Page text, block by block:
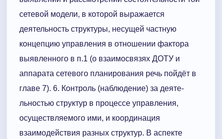
сетевой модели, в которой выражается
деятельность структуры, несущей частную
концепцию управления в отношении фактора
выявленного в п.1 (о взаимосвязях ДОТУ и
аппарата сетевого планирования речь пойдёт в
главе 7). 6. Контроль (наблю­дение) за де­я­те­
льностью структур в процес­с­е управления,
осуществляемого ими, и координация
взаимодействия разных структур. В аспекте